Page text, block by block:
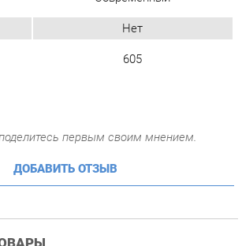
первым своим мнением.